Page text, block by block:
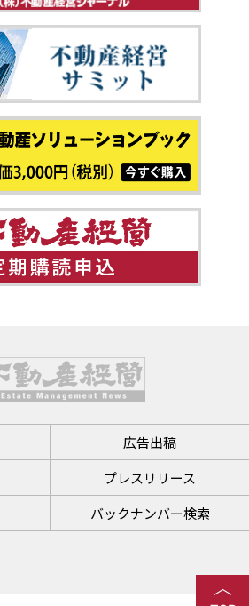
広告出稿
プレスリリース
バックナンバー検索